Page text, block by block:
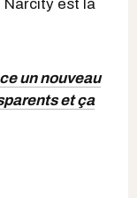
Narcity est là
un nouveau
et ça